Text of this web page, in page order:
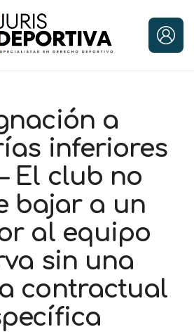
a
inferiores
– El club no
bajar a un
al equipo
sin una
contractual